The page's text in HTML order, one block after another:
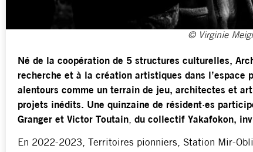
© Virginie
Né de la coopération de 5 structures culturelles,
recherche et à la création artistiques dans
alentours comme un terrain de jeu, architectes et
projets inédits. Une quinzaine de résident·es
Granger et Victor Toutain, du collectif Yakafokon,
En 2022-2023, Territoires pionniers, Station Mir-